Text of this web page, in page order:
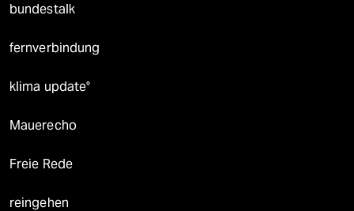
bundestalk
fernverbindung
klima update°
Mauerecho
Freie Rede
reingehen